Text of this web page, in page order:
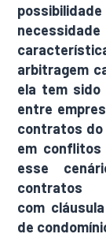
arbitragem
ela tem sido
entre
contratos do
em conflitos
esse
contratos
com
de